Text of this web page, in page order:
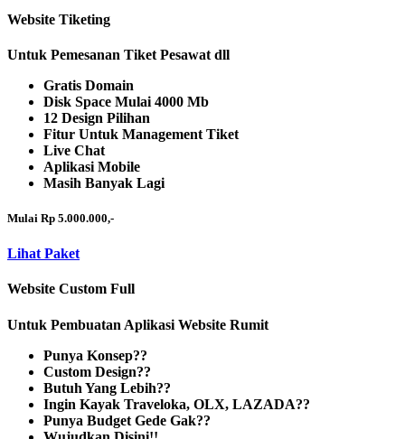
Website Tiketing
Untuk Pemesanan Tiket Pesawat dll
Gratis Domain
Disk Space Mulai 4000 Mb
12 Design Pilihan
Fitur Untuk Management Tiket
Live Chat
Aplikasi Mobile
Masih Banyak Lagi
Mulai Rp 5.000.000,-
Lihat Paket
Website Custom Full
Untuk Pembuatan Aplikasi Website Rumit
Punya Konsep??
Custom Design??
Butuh Yang Lebih??
Ingin Kayak Traveloka, OLX, LAZADA??
Punya Budget Gede Gak??